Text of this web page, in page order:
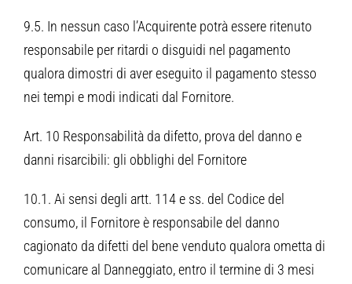
9.5. In nessun caso l’Acquirente potrà essere ritenuto
responsabile per ritardi o disguidi nel pagamento
qualora dimostri di aver eseguito il pagamento stesso
nei tempi e modi indicati dal Fornitore.
Art. 10 Responsabilità da difetto, prova del danno e
danni risarcibili: gli obblighi del Fornitore
10.1. Ai sensi degli artt. 114 e ss. del Codice del
consumo, il Fornitore è responsabile del danno
cagionato da difetti del bene venduto qualora ometta di
comunicare al Danneggiato, entro il termine di 3 mesi